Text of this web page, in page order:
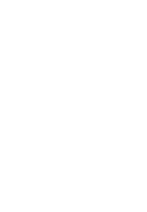
当社および当社の共同利用者
で利用することをご了承くだ
明するものではありません。
期間は出荷製品に未対応品が
い限り、2022年1月12日よ